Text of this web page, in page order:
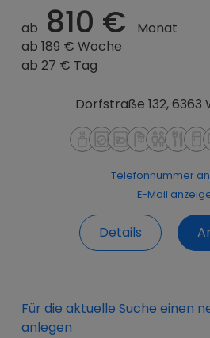
ab 810 €
Monat
ab 189 € Woche
ab 27 € Tag
Dorfstraße 132, 6363
Telefonnummer
E-Mail
Details
Für die aktuelle Suche einen
anlegen